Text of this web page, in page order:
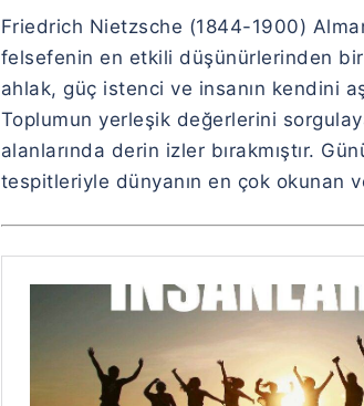
Friedrich Nietzsche (1844-1900)
felsefenin en etkili düşünürlerinden
ahlak, güç istenci ve insanın kendini
Toplumun yerleşik değerlerini
alanlarında derin izler bırakmıştır.
tespitleriyle dünyanın en çok okunan